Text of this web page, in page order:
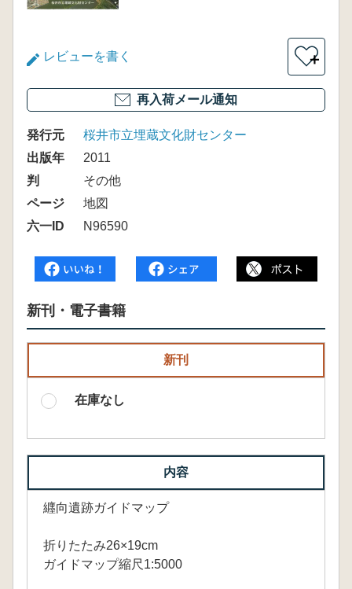
レビューを書く ＋
再入荷メール通知
発行元
桜井市立埋蔵文化財センター
出版年
2011
判
その他
ページ
地図
六一ID
N96590
新刊・電子書籍
新刊
在庫なし
内容
纒向遺跡ガイドマップ
折りたたみ26×19cm
ガイドマップ縮尺1:5000